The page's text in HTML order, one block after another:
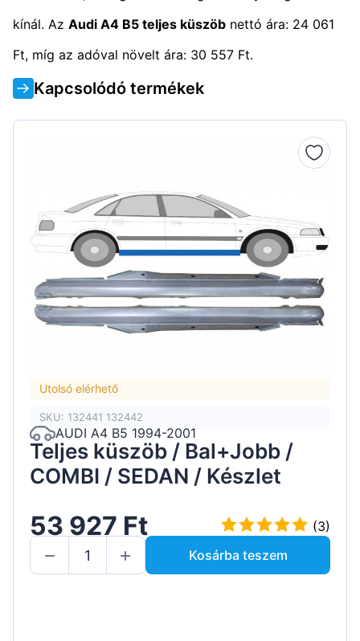
kínál. Az Audi A4 B5 teljes küszöb nettó ára: 24 061
Ft, míg az adóval növelt ára: 30 557 Ft.
Kapcsolódó termékek
Utolsó elérhető
SKU: 132441 132442
AUDI A4 B5 1994-2001
Teljes küszöb / Bal+Jobb /
COMBI / SEDAN / Készlet
53 927 Ft
(3)
Kosárba teszem